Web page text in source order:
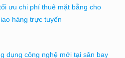
ưu chi phí thuê mặt bằng cho
hàng trực tuyến
dụng công nghệ mới tại sân bay